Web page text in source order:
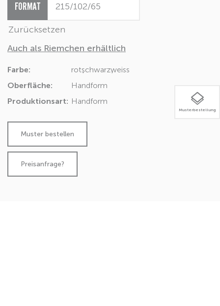
Musterbestellung
FORMAT
Zurücksetzen
Auch als Riemchen erhältlich
Farbe: rotschwarzweiss
Oberfläche:
Handform
Produktionsart: Handform
Preisanfrage?